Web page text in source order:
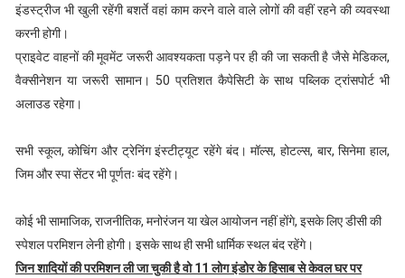
इंडस्ट्रीज भी खुली रहेंगी बशर्ते वहां काम करने वाले वाले लोगों की वहीं रहने की व्यवस्था
करनी होगी।
प्राइवेट वाहनों की मूवमेंट जरूरी आवश्यकता पड़ने पर ही की जा सकती है जैसे मेडिकल,
वैक्सीनेशन या जरूरी सामान। 50 प्रतिशत कैपेसिटी के साथ पब्लिक ट्रांसपोर्ट भी
अलाउड रहेगा।
सभी स्कूल, कोचिंग और ट्रेनिंग इंस्टीट्यूट रहेंगे बंद। मॉल्स, होटल्स, बार, सिनेमा हाल,
जिम और स्पा सेंटर भी पूर्णतः बंद रहेंगे।
कोई भी सामाजिक, राजनीतिक, मनोरंजन या खेल आयोजन नहीं होंगे, इसके लिए डीसी की
स्पेशल परमिशन लेनी होगी। इसके साथ ही सभी धार्मिक स्थल बंद रहेंगे।
जिन शादियों की परमिशन ली जा चुकी है वो 11 लोग इंडोर के हिसाब से केवल घर पर